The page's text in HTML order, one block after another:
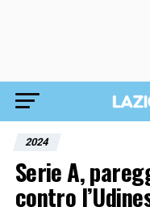
2024
Serie A,
contro